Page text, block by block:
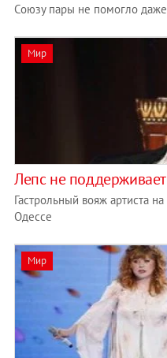
Союзу пары не помогло
Мир
Лепс не
Гастрольный вояж артиста
Одессе
Мир